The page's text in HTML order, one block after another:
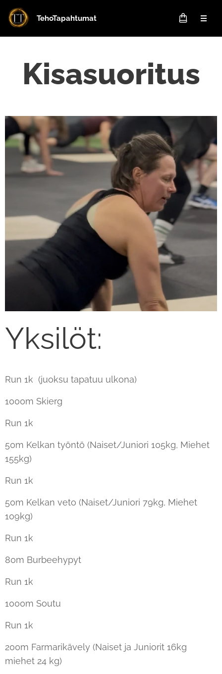
TehoTapahtumat
Kisasuoritus
Yksilöt:
Run 1k (juoksu tapatuu ulkona)
1000m Skierg
Run 1k
50m Kelkan työntö (Naiset/Juniori 105kg, Miehet
155kg)
Run 1k
50m Kelkan veto (Naiset/Juniori 79kg, Miehet
109kg)
Run 1k
80m Burbeehypyt
Run 1k
1000m Soutu
Run 1k
200m Farmarikävely (Naiset ja Juniorit 16kg
miehet 24 kg)